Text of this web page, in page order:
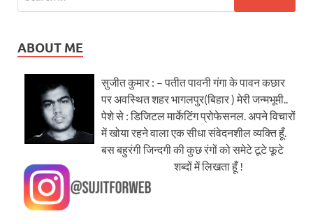
ABOUT ME
सुजीत कुमार : – पतीत पावनी गंगा के पावन कछार
पर अवस्थित शहर भागलपुर(बिहार ) मेरी जन्मभूमी..
पेशे से : डिजिटल मार्केटिंग प्रोफेसनल. अपने विचारों
में खोया रहने वाला एक सीधा संवेदनशील व्यक्ति हूँ.
बस बहुरंगी जिन्दगी की कुछ रंगों को समेटे टूटे फूटे
शब्दों में लिखता हूँ !